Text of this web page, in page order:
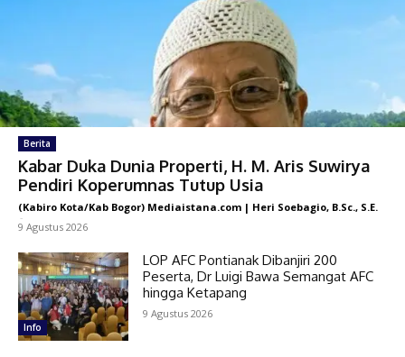
Berita
Kabar Duka Dunia Properti, H. M. Aris Suwirya
Pendiri Koperumnas Tutup Usia
(Kabiro Kota/Kab Bogor) Mediaistana.com | Heri Soebagio, B.Sc., S.E.
-
9 Agustus 2026
Info
LOP AFC Pontianak Dibanjiri 200
Peserta, Dr Luigi Bawa Semangat AFC
hingga Ketapang
9 Agustus 2026